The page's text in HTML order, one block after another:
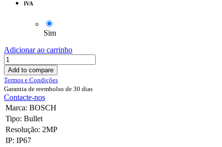
IVA
Sim
Adicionar ao carrinho
Add to compare
Termos e Condições
Garantia de reembolso de 30 dias
Contacte-nos
Marca: BOSCH
Tipo: Bullet
Resolução: 2MP
IP: IP67